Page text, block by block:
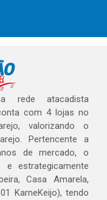
rede atacadista
com 4 lojas no
valorizando o
Pertencente a
de mercado, o
estrategicamente
Casa Amarela,
KarneKeijo), tendo